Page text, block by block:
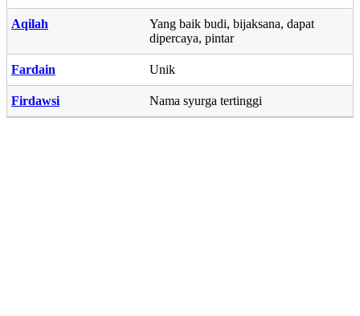
Aqilah
Yang baik budi, bijaksana, dapat
dipercaya, pintar
Fardain Unik
Firdawsi Nama syurga tertinggi